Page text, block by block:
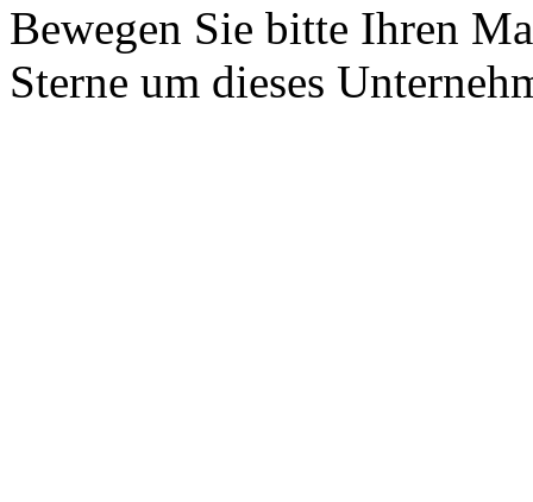
Bewegen Sie bitte Ihren
Sterne um dieses